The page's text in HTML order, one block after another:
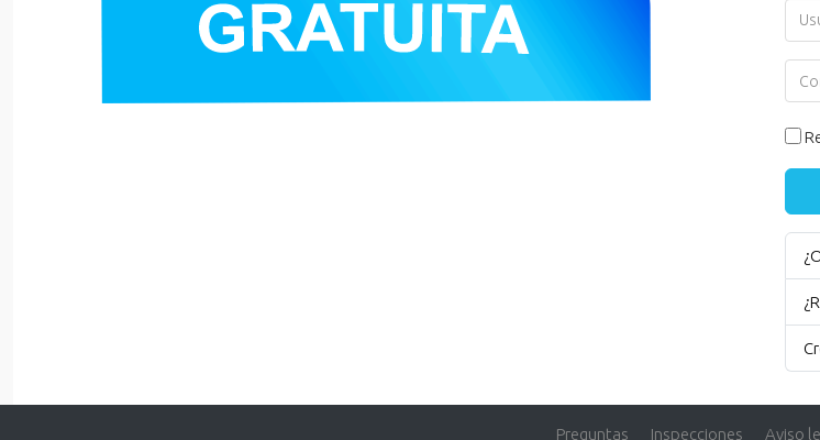
Preguntas Inspecciones Aviso